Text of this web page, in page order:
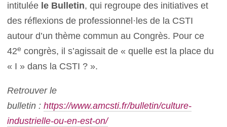
intitulée le Bulletin, qui regroupe des initiatives et
des réflexions de professionnel·les de la CSTI
autour d’un thème commun au Congrès. Pour ce
42e congrès, il s’agissait de « quelle est la place du
« I » dans la CSTI ? ».
Retrouver le
bulletin :https://www.amcsti.fr/bulletin/culture-
industrielle-ou-en-est-on/